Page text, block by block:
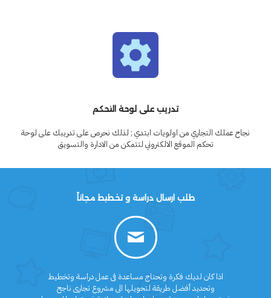
تدريب على لوحة التحكم
نجاح عملك التجاري من اولويات ابتدي ; لذلك نحرص على تدريبك على لوحة
تحكم الموقع الالكتروني لتتمكن من الادارة والتسويق
طلب ارسال دراسة و تخطيط مجاناً
اذا كان لديك فكرة وتحتاج مساعدة فى عمل دراسة وتخطيط
وتحديد أفضل طريقة لتحويلها الى مشروع تجارى ناجح